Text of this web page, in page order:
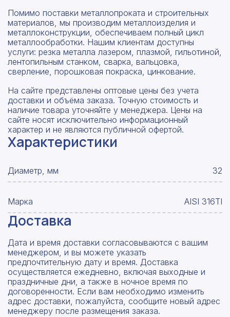
Помимо поставки металлопроката и строительных
материалов, мы производим металлоизделия и
металлоконструкции, обеспечиваем полный цикл
металлообработки. Нашим клиентам доступны
услуги: резка металла лазером, плазмой, гильотиной,
лентопильным станком, сварка, вальцовка,
сверление, порошковая покраска, цинкование.
На сайте представлены оптовые цены без учета
доставки и объёма заказа. Точную стоимость и
наличие товара уточняйте у менеджера. Цены на
сайте носят исключительно информационный
характер и не являются публичной офертой.
Характеристики
Диаметр, мм 32
Марка AISI 316TI
Доставка
Дата и время доставки согласовываются с вашим
менеджером, и вы можете указать
предпочтительную дату и время. Доставка
осуществляется ежедневно, включая выходные и
праздничные дни, а также в ночное время по
договоренности. Если вам необходимо изменить
адрес доставки, пожалуйста, сообщите новый адрес
менеджеру после размещения заказа.